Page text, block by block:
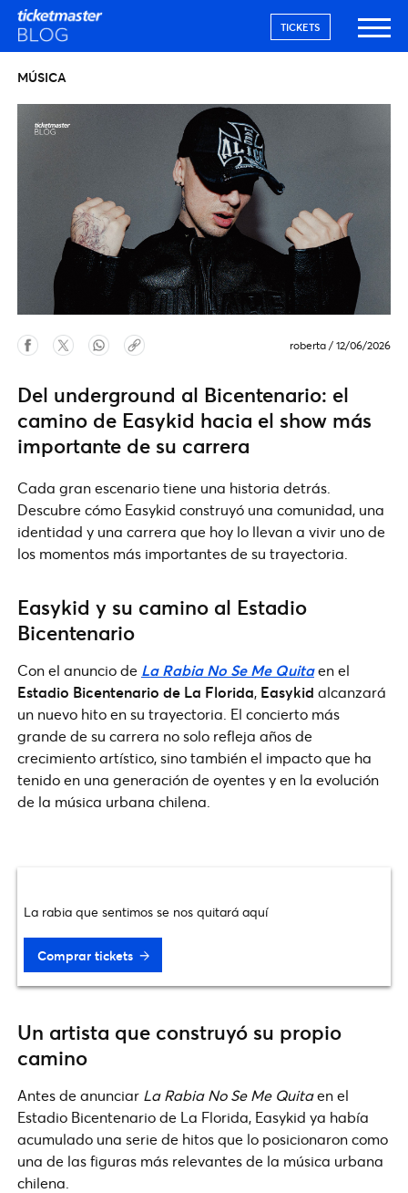
TICKETS
MÚSICA
roberta / 12/06/2026
Del underground al Bicentenario: el
camino de Easykid hacia el show más
importante de su carrera
Cada gran escenario tiene una historia detrás.
Descubre cómo Easykid construyó una comunidad, una
identidad y una carrera que hoy lo llevan a vivir uno de
los momentos más importantes de su trayectoria.
Easykid y su camino al Estadio
Bicentenario
Con el anuncio de La Rabia No Se Me Quitaen el
Estadio Bicentenario de La Florida, Easykid alcanzará
un nuevo hito en su trayectoria. El concierto más
grande de su carrera no solo refleja años de
crecimiento artístico, sino también el impacto que ha
tenido en una generación de oyentes y en la evolución
de la música urbana chilena.
La rabia que sentimos se nos quitará aquí
Comprar tickets
Un artista que construyó su propio
camino
Antes de anunciar La Rabia No Se Me Quitaen el
Estadio Bicentenario de La Florida, Easykid ya había
acumulado una serie de hitos que lo posicionaron como
una de las figuras más relevantes de la música urbana
chilena.